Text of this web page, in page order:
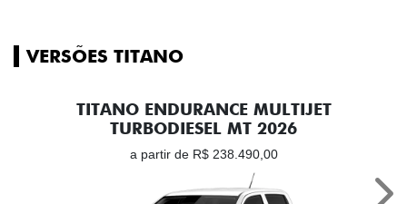
VERSÕES TITANO
TITANO ENDURANCE MULTIJET
TURBODIESEL MT 2026
a partir de R$ 238.490,00